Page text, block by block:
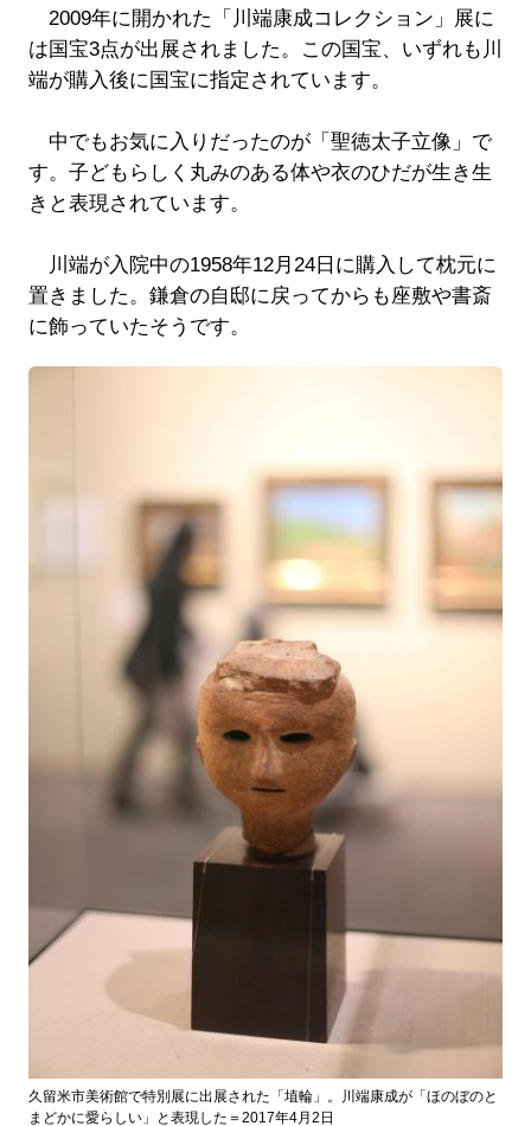
2009年に開かれた「川端康成コレクション」展に
は国宝3点が出展されました。この国宝、いずれも川
端が購入後に国宝に指定されています。
中でもお気に入りだったのが「聖徳太子立像」で
す。子どもらしく丸みのある体や衣のひだが生き生
きと表現されています。
川端が入院中の1958年12月24日に購入して枕元に
置きました。鎌倉の自邸に戻ってからも座敷や書斎
に飾っていたそうです。
久留米市美術館で特別展に出展された「埴輪」。川端康成が「ほのぼのと
まどかに愛らしい」と表現した＝2017年4月2日